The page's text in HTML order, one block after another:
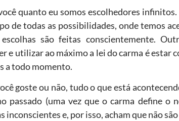
quanto eu somos escolhedores
de todas as possibilidades, onde temos
escolhas são feitas conscientemente.
e utilizar ao máximo a lei do carma é estar
a todo momento.
goste ou não, tudo o que está
passado (uma vez que o carma define o
inconscientes e, por isso, acham que não